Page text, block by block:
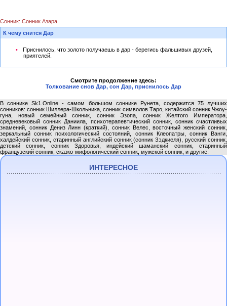
Сонник: Сонник Азара
К чему снится Дар
Приснилось, что золото получаешь в дар - берегись фальшивых друзей,
приятелей.
Смотрите продолжение здесь:
Толкование снов Дар, сон Дар, приснилось Дар
В соннике Sk1.Online - самом большом соннике Рунета, содержится 75 лучших
сонников: сонник Шиллера-Школьника, сонник символов Таро, китайский сонник Чжоу-
гуна, новый семейный сонник, сонник Эзопа, сонник Желтого Императора,
средневековый сонник Даниила, психотерапевтический сонник, сонник счастливых
знамений, сонник Дениз Линн (краткий), сонник Велес, восточный женский сонник,
зеркальный сонник психологический состояний, сонник Клеопатры, сонник Ванги,
халдейский сонник, старинный английский сонник (сонник Зэдкиеля), русский сонник,
детский сонник, сонник Здоровья, индейский шаманский сонник, старинный
французский сонник, сказко-мифологический сонник, мужской сонник, и другие.
ИНТЕРЕСНОЕ